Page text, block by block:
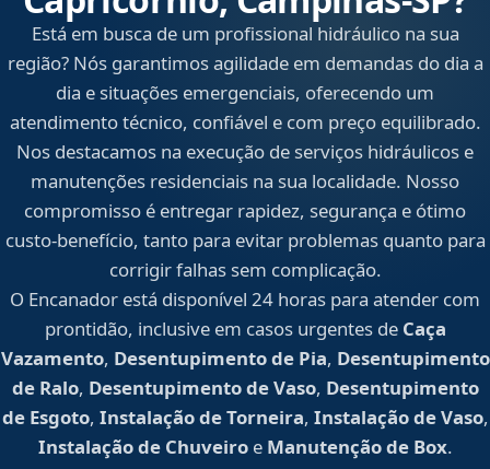
Está em busca de um profissional hidráulico na sua
região? Nós garantimos agilidade em demandas do dia a
dia e situações emergenciais, oferecendo um
atendimento técnico, confiável e com preço equilibrado.
Nos destacamos na execução de serviços hidráulicos e
manutenções residenciais na sua localidade. Nosso
compromisso é entregar rapidez, segurança e ótimo
custo-benefício, tanto para evitar problemas quanto para
corrigir falhas sem complicação.
O Encanador está disponível 24 horas para atender com
prontidão, inclusive em casos urgentes de Caça
Vazamento, Desentupimento de Pia, Desentupimento
de Ralo, Desentupimento de Vaso, Desentupimento
de Esgoto, Instalação de Torneira, Instalação de Vaso,
Instalação de Chuveiroe Manutenção de Box.